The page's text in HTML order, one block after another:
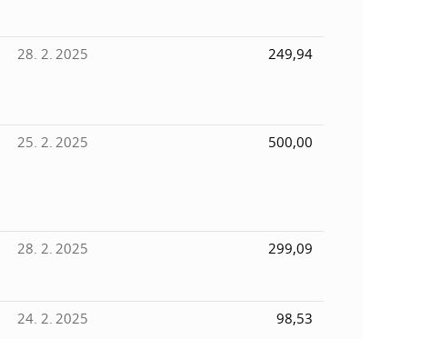
28. 2. 2025 249,94
25. 2. 2025 500,00
28. 2. 2025 299,09
24. 2. 2025 98,53